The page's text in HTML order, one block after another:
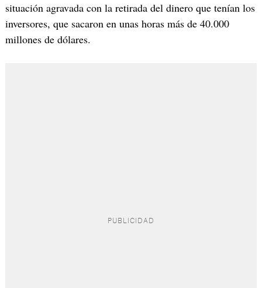
situación agravada con la retirada del dinero que tenían los
inversores, que sacaron en unas horas más de 40.000
millones de dólares.